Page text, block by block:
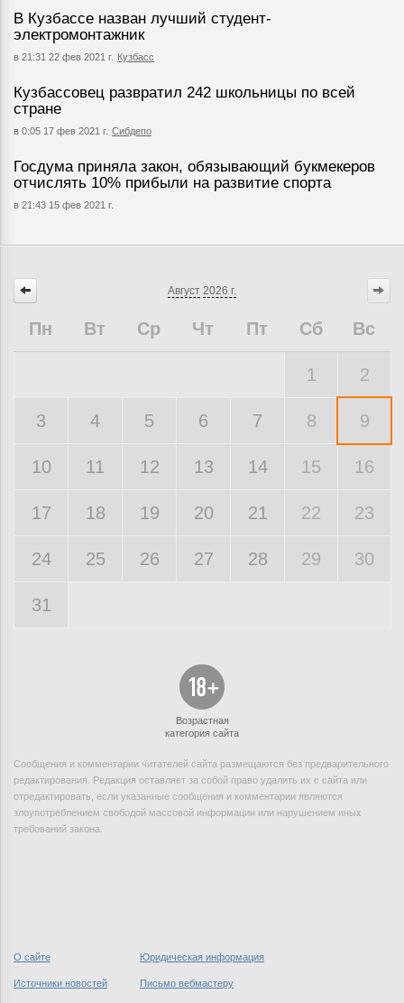
В Кузбассе назван лучший студент-
электромонтажник
в 21:31 22 фев 2021 г. Кузбасс
Кузбассовец развратил 242 школьницы по всей
стране
в 0:05 17 фев 2021 г. Сибдепо
Госдума приняла закон, обязывающий букмекеров
отчислять 10% прибыли на развитие спорта
в 21:43 15 фев 2021 г.
Август 2026 г.
Пн Вт Ср Чт Пт Сб Вс
1 2
3 4 5 6 7 8 9
10 11 12 13 14 15 16
17 18 19 20 21 22 23
24 25 26 27 28 29 30
31
Возрастная
категория сайта
Сообщения и комментарии читателей сайта размещаются без предварительного
редактирования. Редакция оставляет за собой право удалить их с сайта или
отредактировать, если указанные сообщения и комментарии являются
злоупотреблением свободой массовой информации или нарушением иных
требований закона.
О сайте Юридическая информация
Источники новостей Письмо вебмастеру